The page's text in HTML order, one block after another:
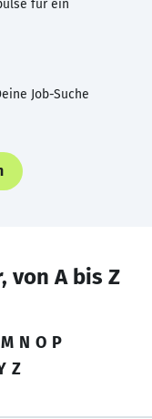
für ein
Job-Suche
von A bis Z
M N O P
Z